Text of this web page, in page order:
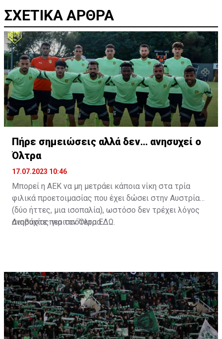
ΣΧΕΤΙΚΑ ΑΡΘΡΑ
Πήρε σημειώσεις αλλά δεν… ανησυχεί ο
Όλτρα
17.07.2023 10:46
Μπορεί η ΑΕΚ να μη μετράει κάποια νίκη στα τρία
φιλικά προετοιμασίας που έχει δώσει στην Αυστρία
(δύο ήττες, μια ισοπαλία), ωστόσο δεν τρέχει λόγος
ανησυχίας για τον Όλτρα.
Διαβάστε περισσότεραΕΔΩ